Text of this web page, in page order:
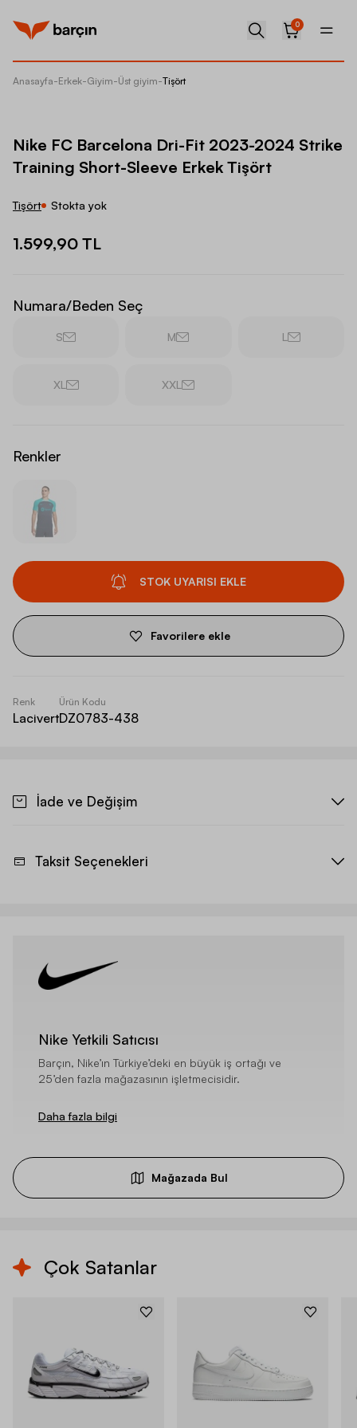
0
Anasayfa-Erkek-Giyim-Üst giyim-Tişört
Nike FC Barcelona Dri-Fit 2023-2024 Strike
Training Short-Sleeve Erkek Tişört
Tişört Stokta yok
1.599,90 TL
Numara/Beden Seç
S M L
XL XXL
Renkler
STOK UYARISI EKLE
Favorilere ekle
Renk
Lacivert
Ürün Kodu
DZ0783-438
İade ve Değişim
Taksit Seçenekleri
Nike Yetkili Satıcısı
Barçın, Nike’ın Türkiye’deki en büyük iş ortağı ve
25’den fazla mağazasının işletmecisidir.
Daha fazla bilgi
Mağazada Bul
Çok Satanlar